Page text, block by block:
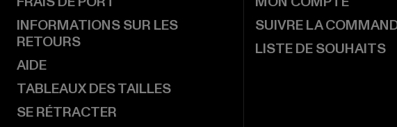
INFORMATIONS SUR LES
RETOURS
AIDE
TABLEAUX DES TAILLES
SE RÉTRACTER
SUIVRE LA
LISTE DE SOUHAITS